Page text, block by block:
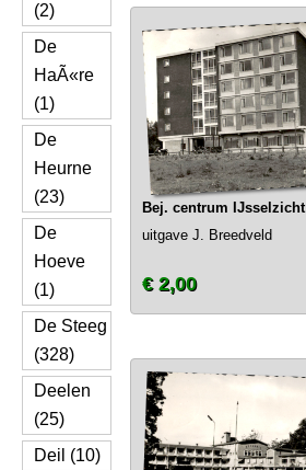
(2)
De
HaÃ«re
(1)
De
Heurne
(23)
De
Hoeve
(1)
De Steeg
(328)
Deelen
(25)
Deil (10)
Bej. centrum IJsselzicht
uitgave J. Breedveld
€ 2,00